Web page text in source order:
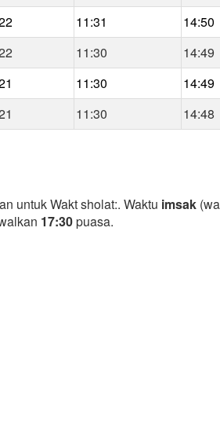
11:31 14:50
11:30 14:49
11:30 14:49
11:30 14:48
untuk Wakt sholat:. Waktu imsak
17:30puasa.